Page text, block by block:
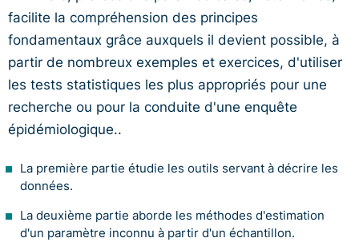
facilite la compréhension des principes
fondamentaux grâce auxquels il devient possible, à
partir de nombreux exemples et exercices, d'utiliser
les tests statistiques les plus appropriés pour une
recherche ou pour la conduite d'une enquête
épidémiologique..
La première partie étudie les outils servant à décrire les
données.
La deuxième partie aborde les méthodes d'estimation
d'un paramètre inconnu à partir d'un échantillon.